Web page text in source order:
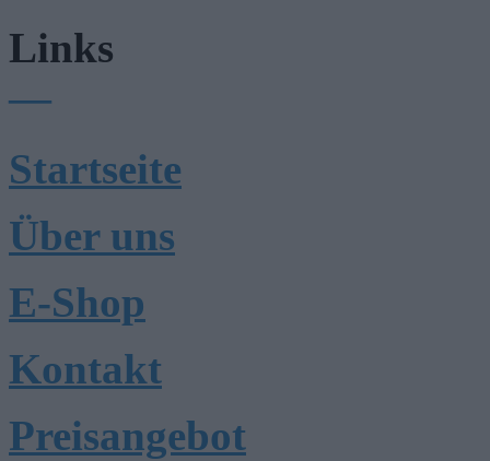
Links
—
Startseite
Über uns
E-Shop
Kontakt
Preisangebot